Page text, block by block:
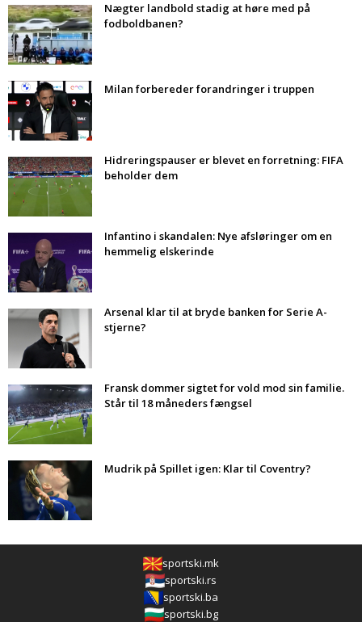
Nægter landbold stadig at høre med på
fodboldbanen?
Milan forbereder forandringer i truppen
Hidreringspauser er blevet en forretning: FIFA
beholder dem
Infantino i skandalen: Nye afsløringer om en
hemmelig elskerinde
Arsenal klar til at bryde banken for Serie A-
stjerne?
Fransk dommer sigtet for vold mod sin familie.
Står til 18 måneders fængsel
Mudrik på Spillet igen: Klar til Coventry?
sportski.mk
sportski.rs
sportski.ba
sportski.bg